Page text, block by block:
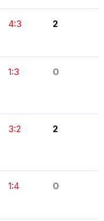
4:3 2
1:3 0
3:2 2
1:4 0